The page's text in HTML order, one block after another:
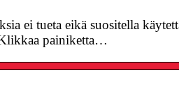
ei tueta eikä suositella
painiketta…